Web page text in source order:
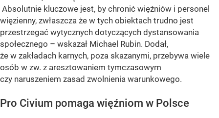
Absolutnie kluczowe jest, by chronić więźniów i personel
więzienny, zwłaszcza że w tych obiektach trudno jest
przestrzegać wytycznych dotyczących dystansowania
społecznego – wskazał Michael Rubin. Dodał,
że w zakładach karnych, poza skazanymi, przebywa wiele
osób w zw. z aresztowaniem tymczasowym
czy naruszeniem zasad zwolnienia warunkowego.
Pro Civium pomaga więźniom w Polsce